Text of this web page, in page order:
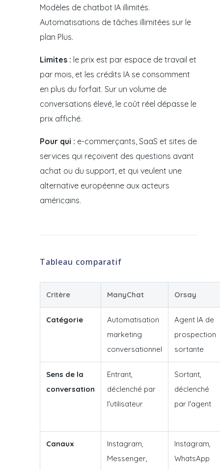
Modèles de chatbot IA illimités.
Automatisations de tâches illimitées sur le
plan Plus.
Limites : le prix est par espace de travail et
par mois, et les crédits IA se consomment
en plus du forfait. Sur un volume de
conversations élevé, le coût réel dépasse le
prix affiché.
Pour qui : e-commerçants, SaaS et sites de
services qui reçoivent des questions avant
achat ou du support, et qui veulent une
alternative européenne aux acteurs
américains.
Tableau comparatif
Critère ManyChat Orsay
Catégorie
Automatisation
marketing
conversationnel
Agent IA de
prospection
sortante
Sens de la
conversation
Entrant,
déclenché par
l'utilisateur
Sortant,
déclenché
par l'agent
Canaux
Instagram,
Messenger,
Instagram,
WhatsApp